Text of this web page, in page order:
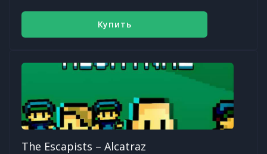
Купить
The Escapists – Alcatraz